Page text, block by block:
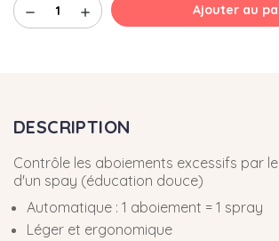
remove add Ajouter au
DESCRIPTION
Contrôle les aboiements excessifs par
d'un spay (éducation douce)
Automatique : 1 aboiement = 1 spray
Léger et ergonomique